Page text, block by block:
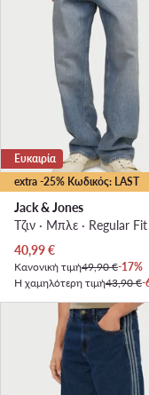
extra -25% Κωδικός: LAST
Ευκαιρία
Jack & Jones
Τζιν · Μπλε · Regular Fit
Τρέχουσα τιμή
40,99€
Κανονική τιμή49,90 €-17%
Η χαμηλότερη τιμή43,90 €-